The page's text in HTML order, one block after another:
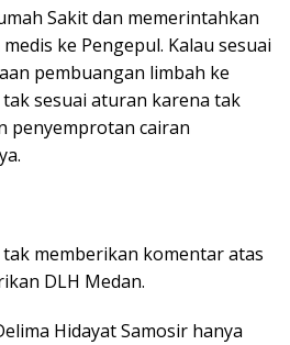
Sakit dan memerintahkan
ke Pengepul. Kalau sesuai
pembuangan limbah ke
tak sesuai aturan karena tak
penyemprotan cairan
tak memberikan komentar atas
DLH Medan.
Hidayat Samosir hanya